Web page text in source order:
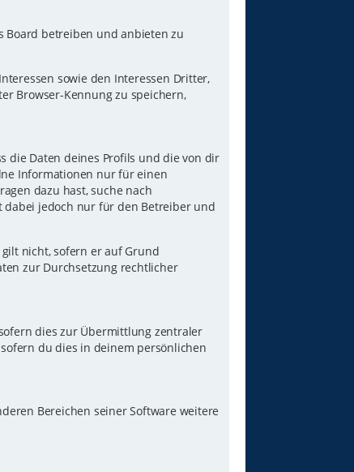
Board betreiben und anbieten zu
sowie den Interessen Dritter,
Browser-Kennung zu speichern,
die Daten deines Profils und die von dir
Informationen nur für einen
dazu hast, suche nach
dabei jedoch nur für den Betreiber und
nicht, sofern er auf Grund
zur Durchsetzung rechtlicher
dies zur Übermittlung zentraler
du dies in deinem persönlichen
Bereichen seiner Software weitere